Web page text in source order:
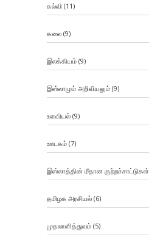
கல்வி (11)
கலை(9)
இலக்கியம்(9)
இஸ்லாமும் அறிவியலும்(9)
உளவியல்(9)
ஊடகம்(7)
இஸ்லாத்தின் மீதான குற்றச்சாட்டுகள்
தமிழக அரசியல்(6)
முதலாளித்துவம்(5)